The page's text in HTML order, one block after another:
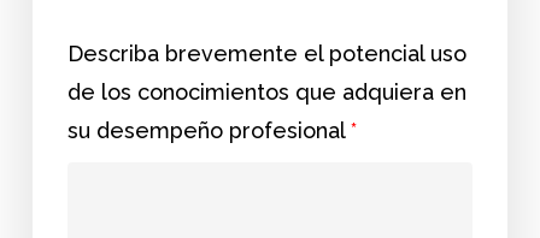
Describa brevemente el potencial uso
de los conocimientos que adquiera en
su desempeño profesional*